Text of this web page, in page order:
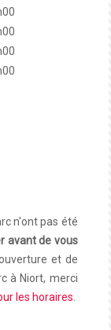
n'ont pas été
avant de vous
et de
à Niort, merci
les horaires.